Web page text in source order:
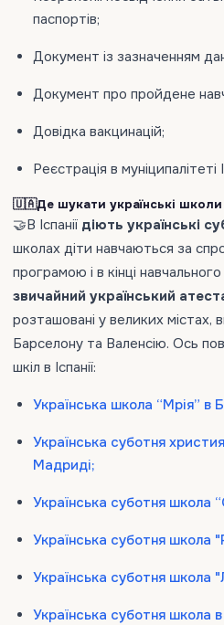
паспортів;
Документ із зазначенням
Документ про пройдене
Довідка вакцинацій;
Реєстрація в муніципалітеті
🇺🇦Де шукати українські школи в
🤝В Іспанії діють українські
школах діти навчаються за
програмою і в кінці
звичайний український
розташовані у великих
Барселону та Валенсію. Ось
шкіл в Іспанії:
Українська школа “Мрія” в
Українська суботня
Мадриді;
Українська суботня школа
Українська cуботня школа
Українська суботня школа
Українська суботня школа